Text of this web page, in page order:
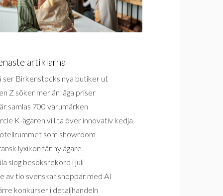
artiklarna
ser Birkenstocks nya butiker ut
Z söker mer än låga priser
samlas 700 varumärken
K-ägaren vill ta över innovativ kedja
som showroom
lyxikon får ny ägare
slog besöksrekord i juli
av tio svenskar shoppar med AI
konkurser i detaljhandeln